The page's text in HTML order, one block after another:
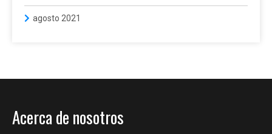
agosto 2021
Acerca de nosotros